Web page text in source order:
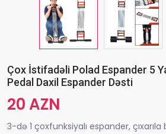
Çox İstifadəli Polad Espander 5
Pedal Daxil Espander Dəsti
20 AZN
3-də 1 çoxfunksiyalı espander,